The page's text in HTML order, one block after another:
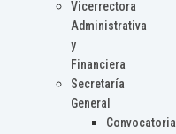
Vicerrectora
Administrativa
y
Financiera
Secretaría
General
Convocatoria